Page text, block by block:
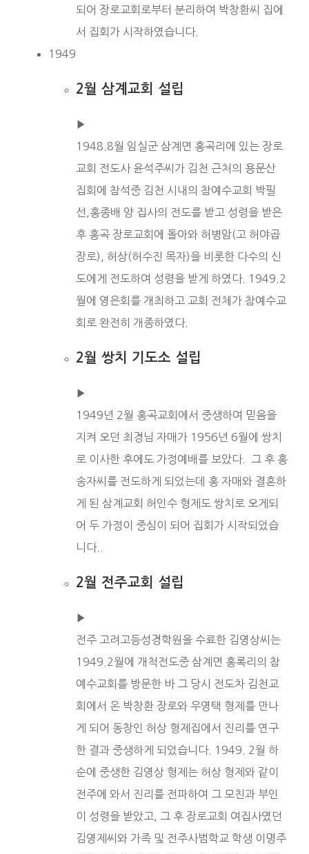
되어 장로교회로부터 분리하여 박창환씨 집에
서 집회가 시작하였습니다.
1949
2월 삼계교회 설립
▶︎
1948.8월 임실군 삼계면 홍곡리에 있는 장로
교회 전도사 윤석주씨가 김천 근처의 용문산
집회에 참석중 김천 시내의 참예수교회 박필
선,홍종배 양 집사의 전도를 받고 성령을 받은
후 홍곡 장로교회에 돌아와 허병암(고 허야곱
장로), 허상(허수진 목자)을 비롯한 다수의 신
도에게 전도하여 성령을 받게 하였다. 1949.2
월에 영은회를 개최하고 교회 전체가 참예수교
회로 완전히 개종하였다.
2월 쌍치 기도소 설립
▶︎
1949년 2월 홍곡교회에서 중생하여 믿음을
지켜 오던 최경님 자매가 1956년 6월에 쌍치
로 이사한 후에도 가정예배를 보았다. 그 후 홍
송자씨를 전도하게 되었는데 홍 자매와 결혼하
게 된 삼계교회 허인수 형제도 쌍치로 오게되
어 두 가정이 중심이 되어 집회가 시작되었습
니다..
2월 전주교회 설립
▶︎
전주 고려고등성경학원을 수료한 김영상씨는
1949.2월에 개척전도중 삼계면 홍록리의 참
예수교회를 방문한 바 그 당시 전도차 김천교
회에서 온 박창환 장로와 우영택 형제를 만나
게 되어 동창인 허상 형제집에서 진리를 연구
한 결과 중생하게 되었습니다. 1949. 2월 하
순에 중생한 김영상 형제는 허상 형제와 같이
전주에 와서 진리를 전파하여 그 모친과 부인
이 성령을 받았고, 그 후 장로교회 여집사였던
김영제씨와 가족 및 전주사범학교 학생 이명주